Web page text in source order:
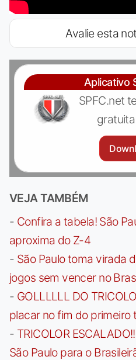
Avalie esta
Aplicativo
SPFC.net
VEJA TAMBÉM
- Confira a tabela! São
aproxima do Z-4
- São Paulo toma virada
jogos sem vencer no
- GOLLLLLL DO
placar no fim do primeiro
- TRICOLOR
São Paulo para o